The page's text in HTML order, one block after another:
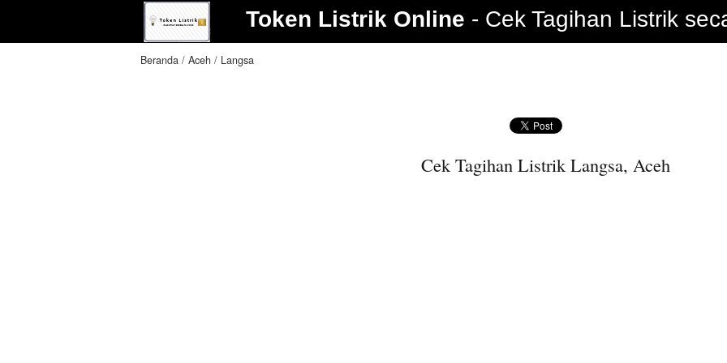
Token Listrik Online Cek Tagihan Listrik
Beranda Aceh Langsa
Cek Tagihan Listrik Langsa, Aceh